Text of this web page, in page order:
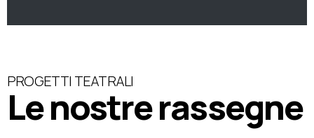
PROGETTI TEATRALI
Le nostre rassegne